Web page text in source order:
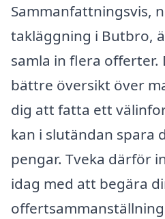
Sammanfattningsvis,
takläggning i Butbro,
samla in flera offerter.
bättre översikt över
dig att fatta ett
kan i slutändan spara
pengar. Tveka därför
idag med att begära